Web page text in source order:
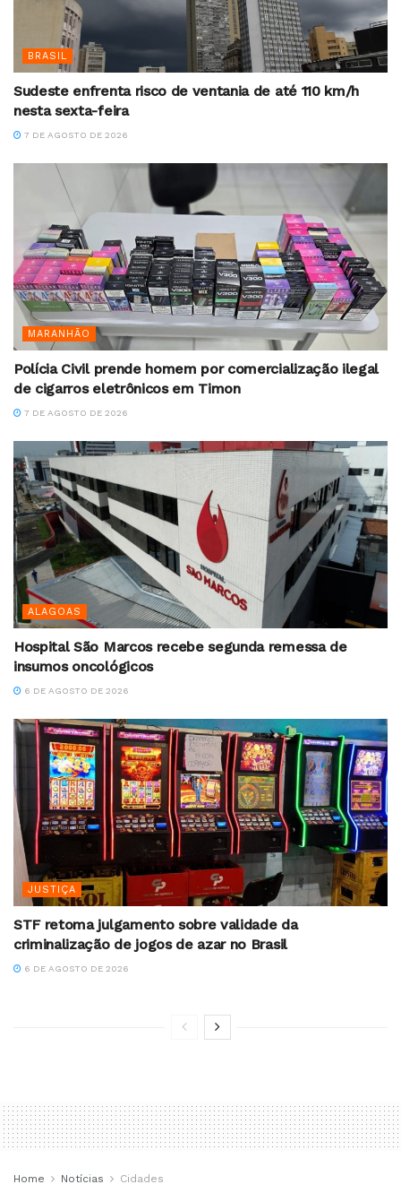
BRASIL
Sudeste enfrenta risco de ventania de até 110 km/h
nesta sexta-feira
7 DE AGOSTO DE 2026
MARANHÃO
Polícia Civil prende homem por comercialização ilegal
de cigarros eletrônicos em Timon
7 DE AGOSTO DE 2026
ALAGOAS
Hospital São Marcos recebe segunda remessa de
insumos oncológicos
6 DE AGOSTO DE 2026
JUSTIÇA
STF retoma julgamento sobre validade da
criminalização de jogos de azar no Brasil
6 DE AGOSTO DE 2026
Home Notícias Cidades